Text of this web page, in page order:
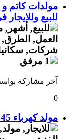
مولدات كاتم و
للبيع
آخر مشاركة
0
مولد كهرباء 45 كيلو كاتم يابانى للايجار بمصر